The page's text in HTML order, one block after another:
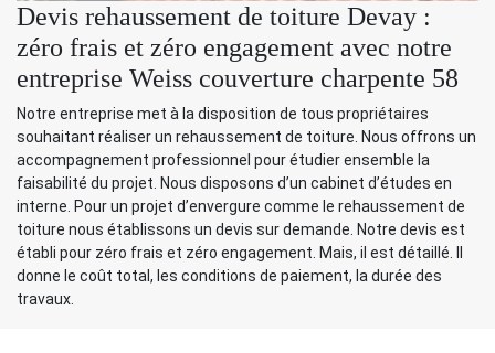
Devis rehaussement de toiture Devay :
zéro frais et zéro engagement avec notre
entreprise Weiss couverture charpente 58
Notre entreprise met à la disposition de tous propriétaires
souhaitant réaliser un rehaussement de toiture. Nous offrons un
accompagnement professionnel pour étudier ensemble la
faisabilité du projet. Nous disposons d’un cabinet d’études en
interne. Pour un projet d’envergure comme le rehaussement de
toiture nous établissons un devis sur demande. Notre devis est
établi pour zéro frais et zéro engagement. Mais, il est détaillé. Il
donne le coût total, les conditions de paiement, la durée des
travaux.